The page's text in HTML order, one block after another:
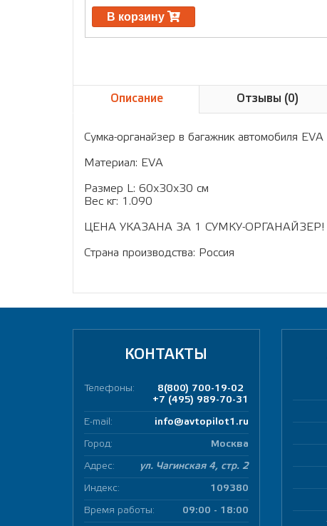
В корзину
Описание Отзывы (0)
Сумка-органайзер в багажник автомобиля EVA
Материал: EVA
Размер L: 60х30х30 см
Вес кг: 1.090
ЦЕНА УКАЗАНА ЗА 1 СУМКУ-ОРГАНАЙЗЕР!
Страна производства: Россия
КОНТАКТЫ
Телефоны:
8(800) 700-19-02
+7 (495) 989-70-31
E-mail: info@avtopilot1.ru
Город: Москва
Адрес: ул. Чагинская 4, стр. 2
Индекс: 109380
Время работы: 09:00 - 18:00